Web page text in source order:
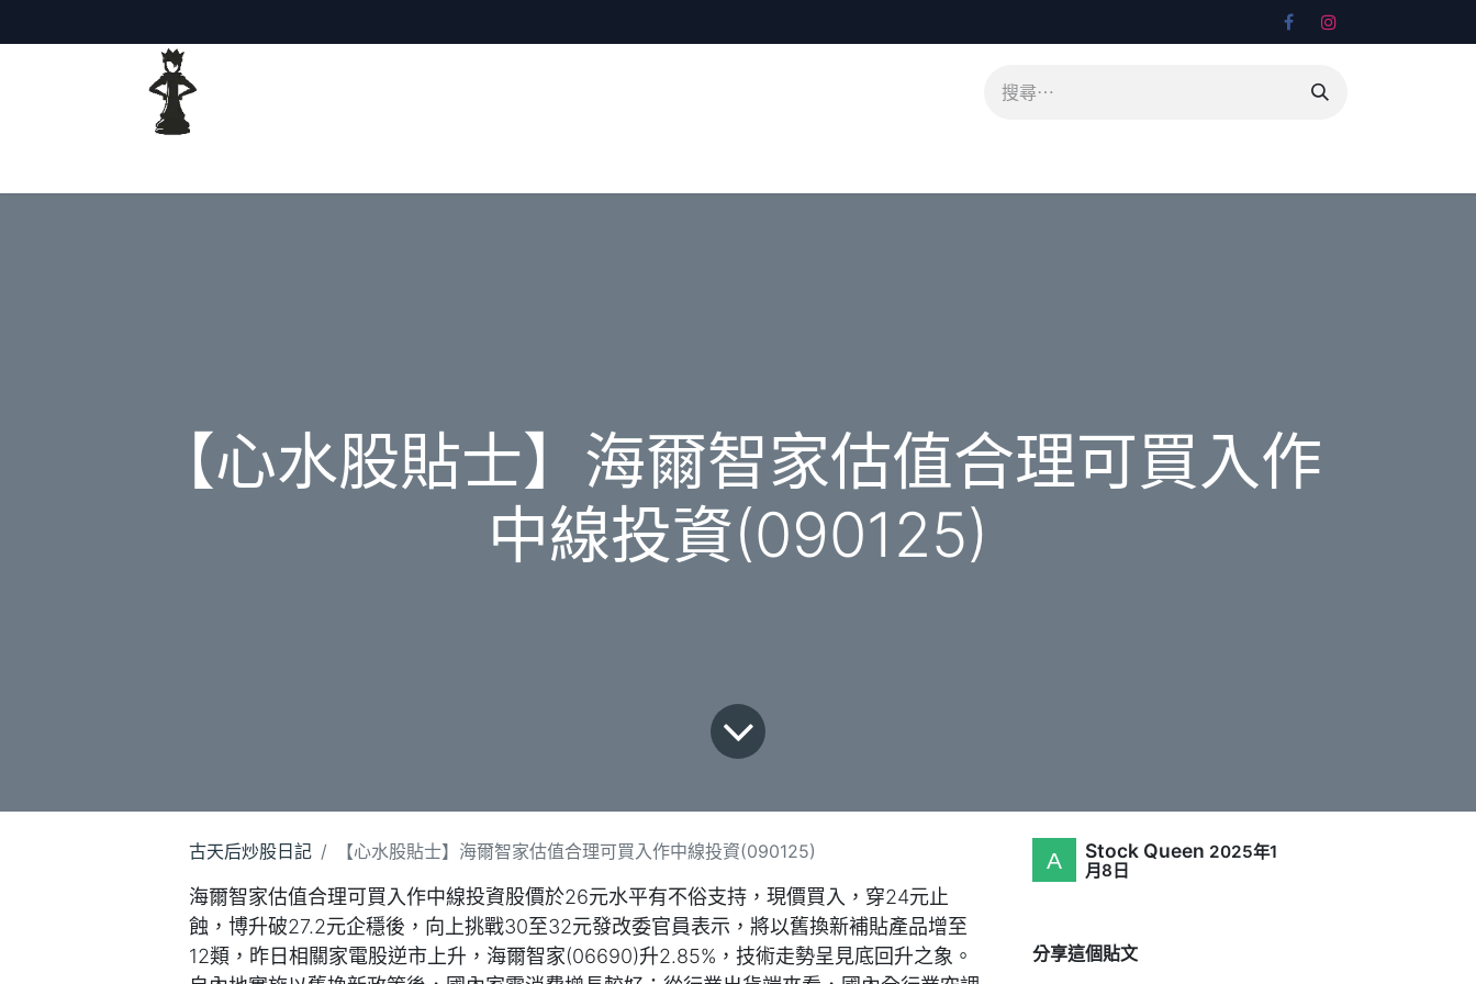
【心水股貼士】海爾智家估值合理可買入作
中線投資(090125)
古天后炒股日記 【心水股貼士】海爾智家估值合理可買入作中線投資(090125)
海爾智家估值合理可買入作中線投資股價於26元水平有不俗支持，現價買入，穿24元止
蝕，博升破27.2元企穩後，向上挑戰30至32元發改委官員表示，將以舊換新補貼產品增至
12類，昨日相關家電股逆市上升，海爾智家(06690)升2.85%，技術走勢呈見底回升之象。
Stock Queen 2025年1
月8日
分享這個貼文